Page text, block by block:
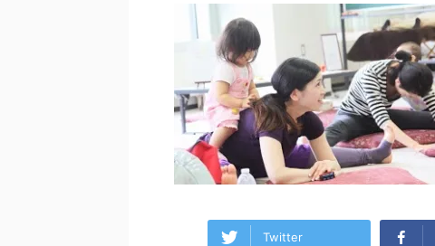
Twitter